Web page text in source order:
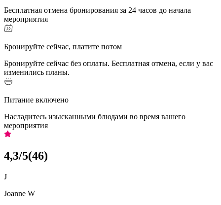
Бесплатная отмена бронирования за 24 часов до начала
мероприятия
Бронируйте сейчас, платите потом
Бронируйте сейчас без оплаты. Бесплатная отмена, если у вас
изменились планы.
Питание включено
Насладитесь изысканными блюдами во время вашего
мероприятия
4,3/5(46)
J
Joanne W